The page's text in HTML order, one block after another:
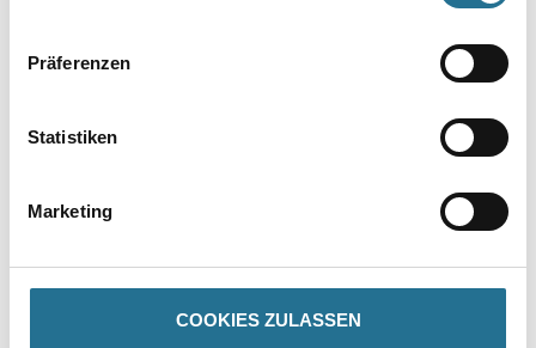
Präferenzen
Statistiken
Marketing
COOKIES ZULASSEN
- Überstreichbar
- Überragende Qualität
- Flexibel